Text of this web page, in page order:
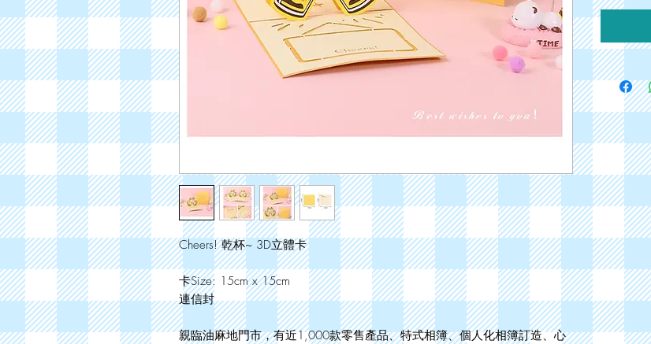
Cheers! 乾杯~ 3D立體卡
卡Size: 15cm x 15cm
連信封
親臨油麻地門市，有近1,000款零售產品、特式相簿、個人化相簿訂造、心